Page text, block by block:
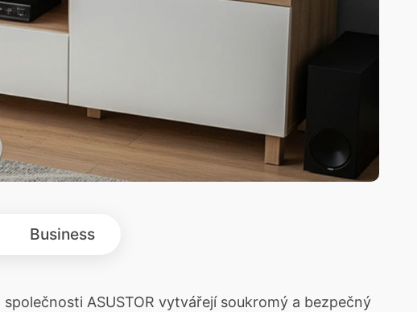
Business
ASUSTOR vytvářejí soukromý a bezpečný